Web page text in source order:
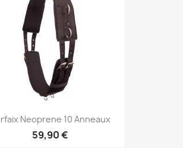
Neoprene 10 Anneaux
59,90 €